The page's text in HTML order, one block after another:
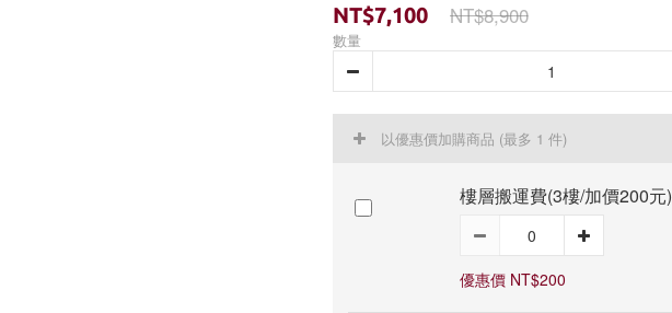
NT$7,100 NT$8,900
數量
以優惠價加購商品 (最多 1 件)
樓層搬運費(3樓/加價200元)
優惠價 NT$200